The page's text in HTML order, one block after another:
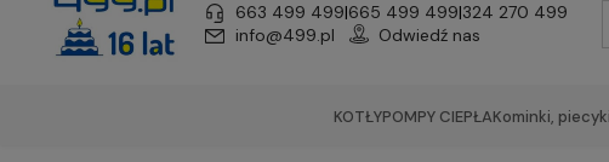
663 499 499|665 499 499|324 270 499
info@499.pl
Odwiedź nas
KOTŁYPOMPY CIEPŁAKominki, piecyki